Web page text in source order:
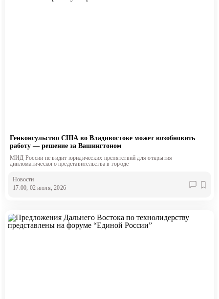
Генконсульство США во Владивостоке может возобновить
работу — решение за Вашингтоном
МИД России не видит юридических препятствий для открытия
дипломатического представительства в городе
Новости
17:00, 02 июля, 2026